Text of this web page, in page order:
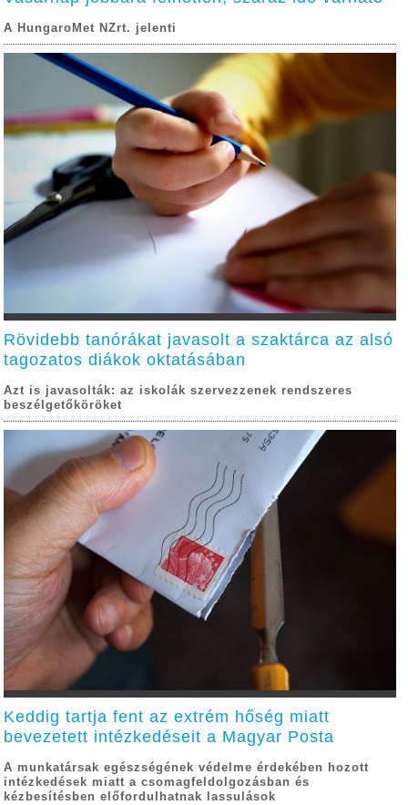
A HungaroMet NZrt. jelenti
Rövidebb tanórákat javasolt a szaktárca az alsó
tagozatos diákok oktatásában
Azt is javasolták: az iskolák szervezzenek rendszeres
beszélgetőköröket
Keddig tartja fent az extrém hőség miatt
bevezetett intézkedéseit a Magyar Posta
A munkatársak egészségének védelme érdekében hozott
intézkedések miatt a csomagfeldolgozásban és
kézbesítésben előfordulhatnak lassulások